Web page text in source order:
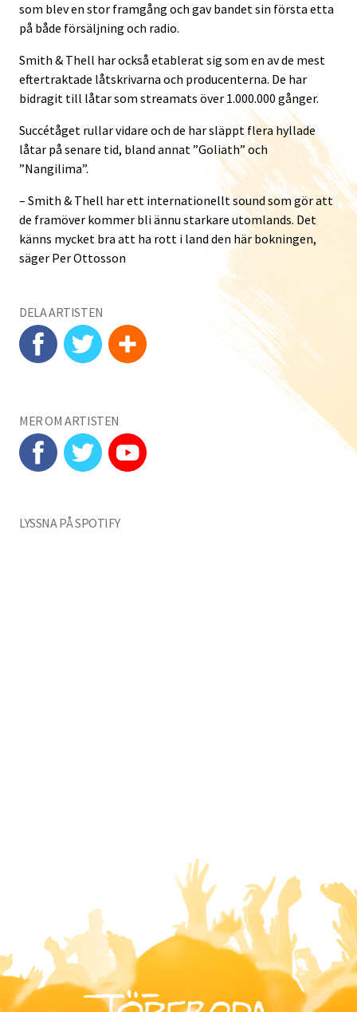
som blev en stor framgång och gav bandet sin första etta
på både försäljning och radio.
Smith & Thell har också etablerat sig som en av de mest
eftertraktade låtskrivarna och producenterna. De har
bidragit till låtar som streamats över 1.000.000 gånger.
Succétåget rullar vidare och de har släppt flera hyllade
låtar på senare tid, bland annat ”Goliath” och
”Nangilima”.
– Smith & Thell har ett internationellt sound som gör att
de framöver kommer bli ännu starkare utomlands. Det
känns mycket bra att ha rott i land den här bokningen,
säger Per Ottosson
DELA ARTISTEN
MER OM ARTISTEN
LYSSNA PÅ SPOTIFY